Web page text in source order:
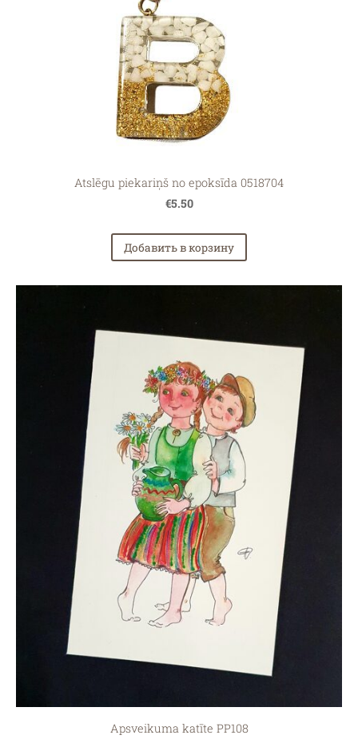
Atslēgu piekariņš no epoksīda 0518704
€5.50
Добавить в корзину
Apsveikuma katīte PP108